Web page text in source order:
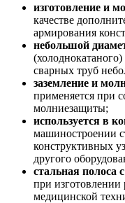
изготовление и
качестве
армирования
небольшой
сварных труб
заземление и
применяется при
молниезащиты;
используется в
машиностроении
конструктивных
другого
стальная полоса
при изготовлении
медицинской